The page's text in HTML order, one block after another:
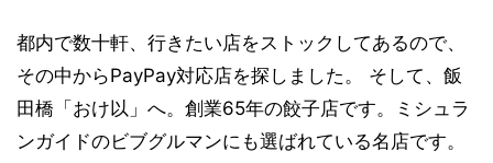
都内で数十軒、行きたい店をストックしてあるので、
その中からPayPay対応店を探しました。 そして、飯
田橋「おけ以」へ。創業65年の餃子店です。ミシュラ
ンガイドのビブグルマンにも選ばれている名店です。